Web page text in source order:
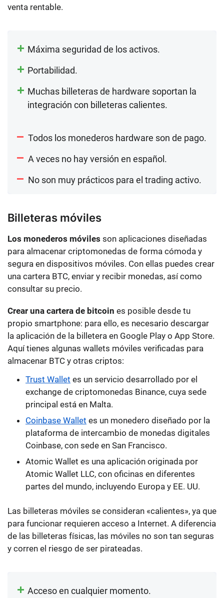
venta rentable.
Máxima seguridad de los activos.
Portabilidad.
Muchas billeteras de hardware soportan la
integración con billeteras calientes.
Todos los monederos hardware son de pago.
A veces no hay versión en español.
No son muy prácticos para el trading activo.
Billeteras móviles
Los monederos móviles son aplicaciones diseñadas
para almacenar criptomonedas de forma cómoda y
segura en dispositivos móviles. Con ellas puedes crear
una cartera BTC, enviar y recibir monedas, así como
consultar su precio.
Crear una cartera de bitcoin es posible desde tu
propio smartphone: para ello, es necesario descargar
la aplicación de la billetera en Google Play o App Store.
Aquí tienes algunas wallets móviles verificadas para
almacenar BTC y otras criptos:
Trust Wallet es un servicio desarrollado por el
exchange de criptomonedas Binance, cuya sede
principal está en Malta.
Coinbase Wallet es un monedero diseñado por la
plataforma de intercambio de monedas digitales
Coinbase, con sede en San Francisco.
Atomic Wallet es una aplicación originada por
Atomic Wallet LLC, con oficinas en diferentes
partes del mundo, incluyendo Europa y EE. UU.
Las billeteras móviles se consideran «calientes», ya que
para funcionar requieren acceso a Internet. A diferencia
de las billeteras físicas, las móviles no son tan seguras
y corren el riesgo de ser pirateadas.
Acceso en cualquier momento.